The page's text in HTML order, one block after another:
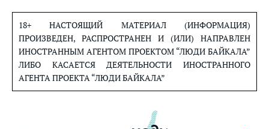
содержанию
18+ НАСТОЯЩИЙ МАТЕРИАЛ (ИНФОРМАЦИЯ)
ПРОИЗВЕДЕН, РАСПРОСТРАНЕН И (ИЛИ) НАПРАВЛЕН
ИНОСТРАННЫМ АГЕНТОМ ПРОЕКТОМ “ЛЮДИ БАЙКАЛА”
ЛИБО КАСАЕТСЯ ДЕЯТЕЛЬНОСТИ ИНОСТРАННОГО
АГЕНТА ПРОЕКТА “ЛЮДИ БАЙКАЛА”